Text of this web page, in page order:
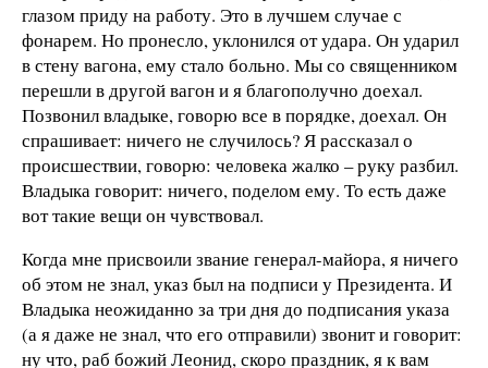
глазом приду на работу. Это в лучшем случае с
фонарем. Но пронесло, уклонился от удара. Он ударил
в стену вагона, ему стало больно. Мы со священником
перешли в другой вагон и я благополучно доехал.
Позвонил владыке, говорю все в порядке, доехал. Он
спрашивает: ничего не случилось? Я рассказал о
происшествии, говорю: человека жалко – руку разбил.
Владыка говорит: ничего, поделом ему. То есть даже
вот такие вещи он чувствовал.
Когда мне присвоили звание генерал-майора, я ничего
об этом не знал, указ был на подписи у Президента. И
Владыка неожиданно за три дня до подписания указа
(а я даже не знал, что его отправили) звонит и говорит:
ну что, раб божий Леонид, скоро праздник, я к вам